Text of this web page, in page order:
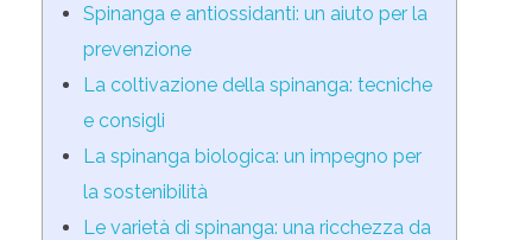
Spinanga e antiossidanti: un aiuto per la
prevenzione
La coltivazione della spinanga: tecniche
e consigli
La spinanga biologica: un impegno per
la sostenibilità
Le varietà di spinanga: una ricchezza da